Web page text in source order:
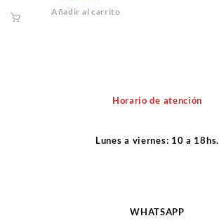
Añadir al carrito
Horario de atención
Lunes a viernes: 10 a 18hs.
WHATSAPP